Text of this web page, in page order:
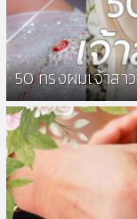
50 ทรงผมเจ้าสา